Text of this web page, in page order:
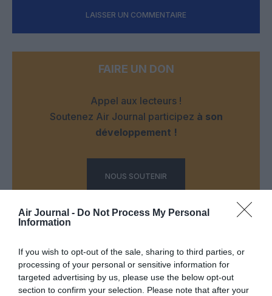
Air Journal - Do Not Process My Personal
Information
If you wish to opt-out of the sale, sharing to third parties, or
processing of your personal or sensitive information for
targeted advertising by us, please use the below opt-out
section to confirm your selection. Please note that after your
LAISSER UN COMMENTAIRE
FAIRE UN DON
Appel aux lecteurs !
Soutenez Air Journal participez à son
développement !
NOUS SOUTENIR
DERNIERS COMMENTAIRES